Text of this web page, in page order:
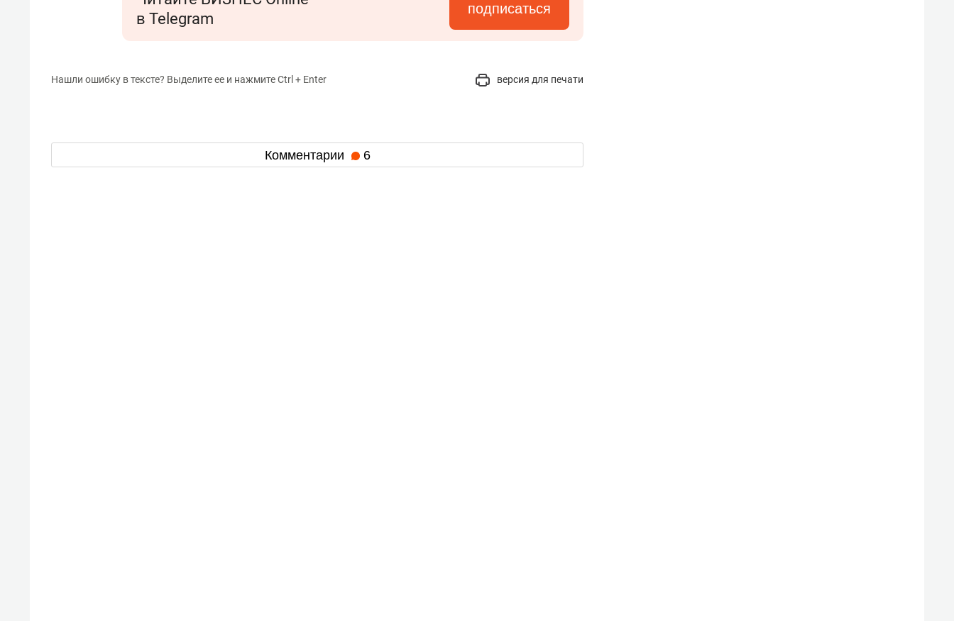
в Telegram
подписаться
Нашли ошибку в тексте? Выделите ее и нажмите Ctrl + Enter версия для печати
Комментарии 6